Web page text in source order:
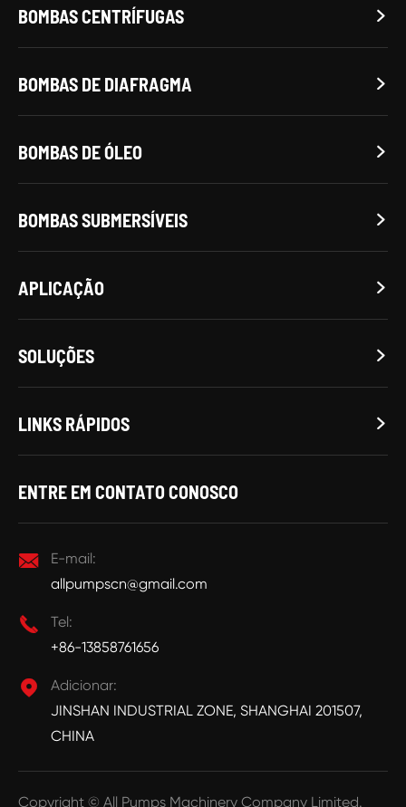
BOMBAS CENTRÍFUGAS 
BOMBAS DE DIAFRAGMA 
BOMBAS DE ÓLEO 
BOMBAS SUBMERSÍVEIS 
APLICAÇÃO 
SOLUÇÕES 
LINKS RÁPIDOS 
ENTRE EM CONTATO CONOSCO

E-mail:
allpumpscn@gmail.com

Tel:
+86-13858761656

Adicionar:
JINSHAN INDUSTRIAL ZONE, SHANGHAI 201507,
CHINA
Copyright © All Pumps Machinery Company Limited.